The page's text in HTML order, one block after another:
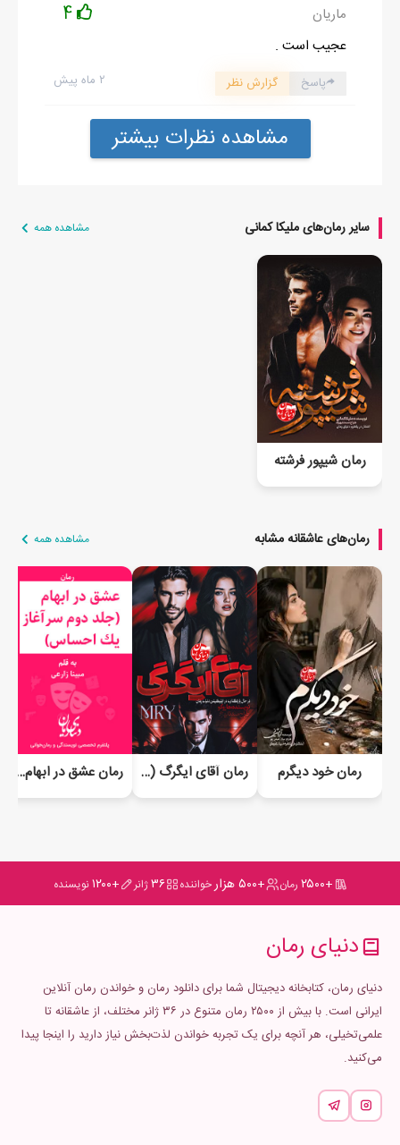
ماریان 4
عجیب است .
۲ ماه پیش پاسخ گزارش نظر
مشاهده نظرات بیشتر
سایر رمان‌های ملیکا کمانی مشاهده همه
رمان شیپور فرشته
رمان‌های عاشقانه مشابه مشاهده همه
رمان خود دیگرم رمان آقای ایگرگ (Mr.Y) رمان عشق در ابهام (جلد دوم سرآغاز یک احساس)
+۲۵۰۰ رمان +۵۰۰ هزار خواننده ۳۶ژانر +۱۲۰۰ نویسنده
دنیای رمان
دنیای رمان، کتابخانه دیجیتال شما برای دانلود رمان و خواندن رمان آنلاین
ایرانی است. با بیش از ۲۵۰۰ رمان متنوع در ۳۶ ژانر مختلف، از عاشقانه تا
علمی‌تخیلی، هر آنچه برای یک تجربه خواندن لذت‌بخش نیاز دارید را اینجا پیدا
می‌کنید.